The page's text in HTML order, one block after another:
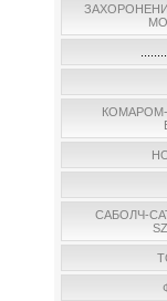
КОМАРОМ-
САБОЛЧ-